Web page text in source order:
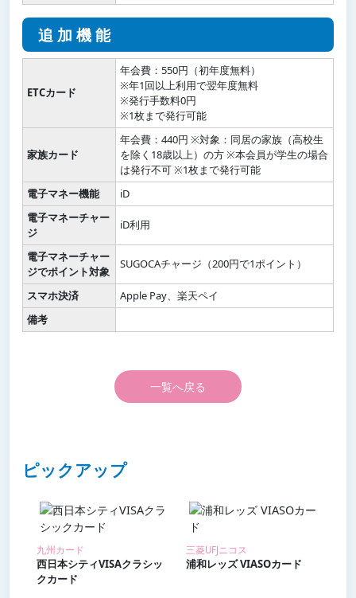
追加機能
ETCカード
年会費：550円（初年度無料）
※年1回以上利用で翌年度無料
※発行手数料0円
※1枚まで発行可能
家族カード
年会費：440円 ※対象：同居の家族（高校生
を除く18歳以上）の方 ※本会員が学生の場合
は発行不可 ※1枚まで発行可能
電子マネー機能
iD
電子マネーチャー
ジ
iD利用
電子マネーチャー
ジでポイント対象
SUGOCAチャージ（200円で1ポイント）
スマホ決済
Apple Pay、楽天ペイ
備考
一覧へ戻る
ピックアップ
九州カード
西日本シティVISAクラシッ
クカード
三菱UFJニコス
浦和レッズ VIASOカード